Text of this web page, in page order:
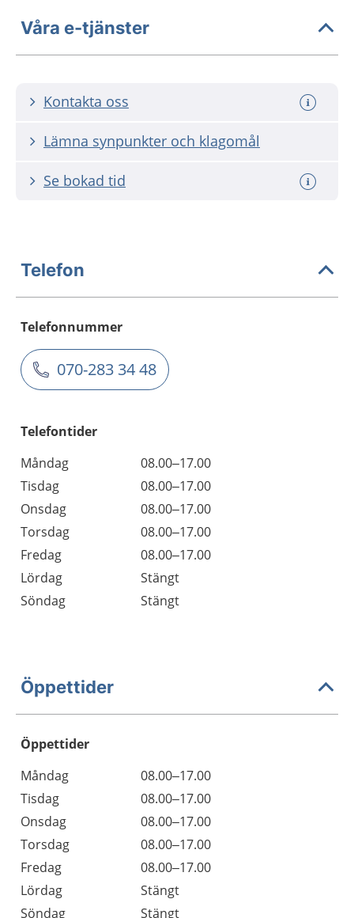
Våra e-tjänster
Kontakta oss
Lämna synpunkter och klagomål
Se bokad tid
Telefon
Telefonnummer
070-283 34 48
Telefontider
Måndag
08.00–17.00
Tisdag
08.00–17.00
Onsdag
08.00–17.00
Torsdag
08.00–17.00
Fredag
08.00–17.00
Lördag
Stängt
Söndag
Stängt
Öppettider
Öppettider
Dag
Öppettider
Kommentarer
Måndag
08.00–17.00
Tisdag
08.00–17.00
Onsdag
08.00–17.00
Torsdag
08.00–17.00
Fredag
08.00–17.00
Lördag
Stängt
Söndag
Stängt